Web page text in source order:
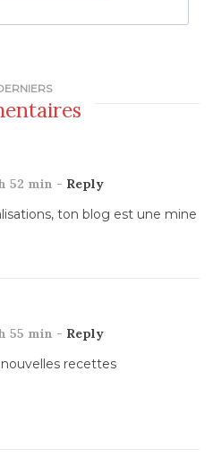
52 min - Reply
ton blog est une mine
55 min - Reply
recettes